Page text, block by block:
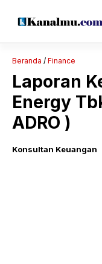
Beranda / Finance
Laporan
Energy
ADRO )
Konsultan Keuangan